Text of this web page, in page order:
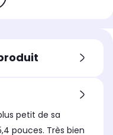
petit de sa
pouces. Très bien